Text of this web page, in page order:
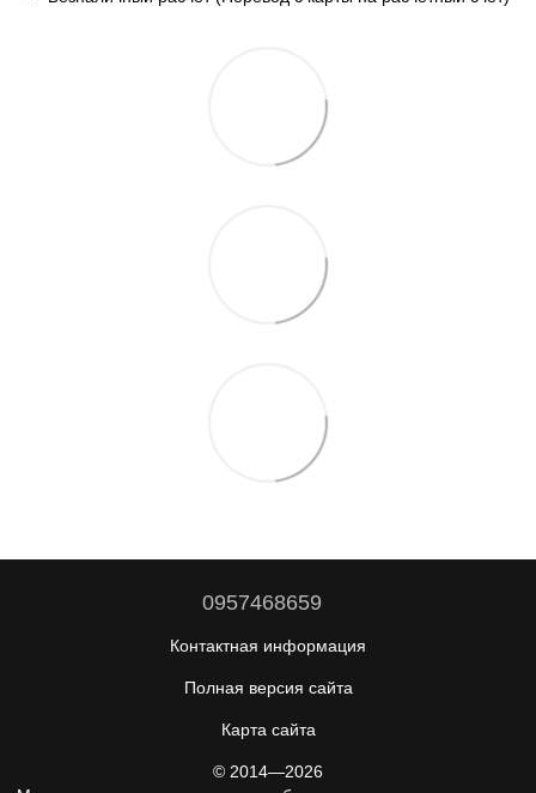
0957468659
Контактная информация
Полная версия сайта
Карта сайта
© 2014—2026